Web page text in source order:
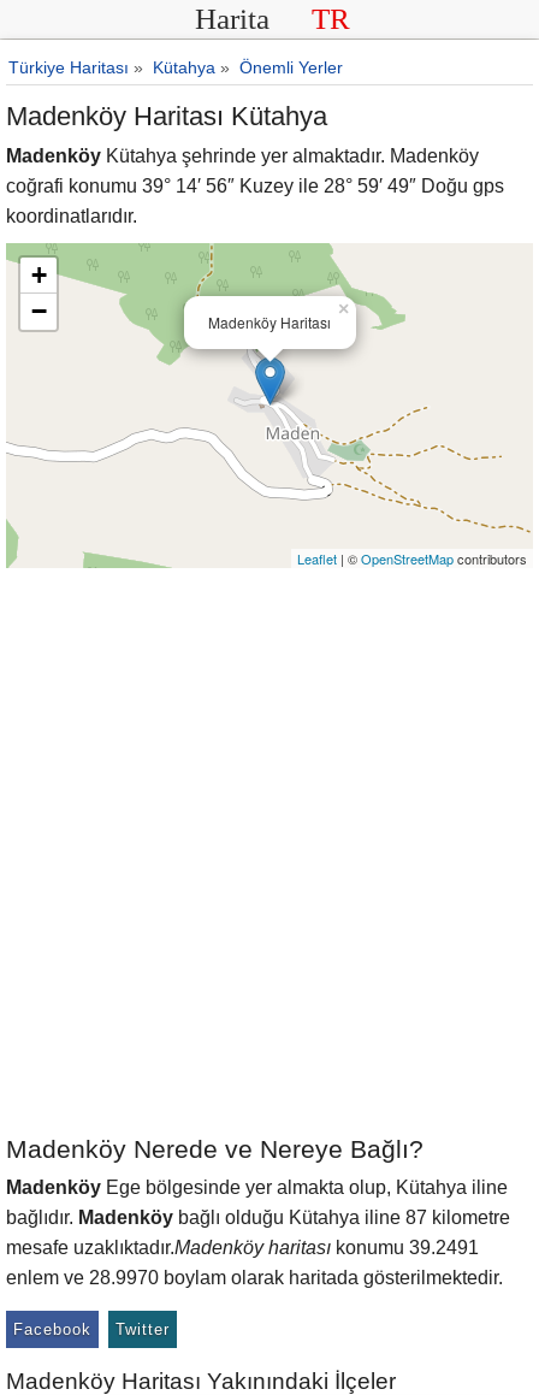
Harita TR
Türkiye Haritası » Kütahya » Önemli Yerler
Madenköy Haritası Kütahya
Madenköy Kütahya şehrinde yer almaktadır. Madenköy
coğrafi konumu 39° 14′ 56″ Kuzey ile 28° 59′ 49″ Doğu gps
koordinatlarıdır.
Madenköy Haritası
×
+
−
Leaflet | ©OpenStreetMapcontributors
Madenköy Nerede ve Nereye Bağlı?
Madenköy Ege bölgesinde yer almakta olup, Kütahya iline
bağlıdır. Madenköy bağlı olduğu Kütahya iline 87 kilometre
mesafe uzaklıktadır.Madenköy haritası konumu 39.2491
enlem ve 28.9970 boylam olarak haritada gösterilmektedir.
Facebook Twitter
Madenköy Haritası Yakınındaki İlçeler